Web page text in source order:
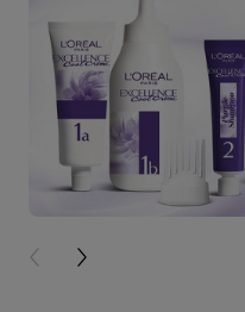
PREVIOUS CARD
NEXT CARD